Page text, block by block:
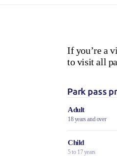
If you’re a
to visit all
Park pass
Adult
18 years and over
Child
5 to 17 years